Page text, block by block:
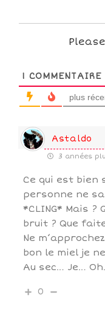
1 COMMENTAIRE
plus
Astaldo
3 années
Ce qui est bien
personne ne
*CLING* Mais ?
bruit ? Que
Ne
bon le miel je
Au sec… Je…
0